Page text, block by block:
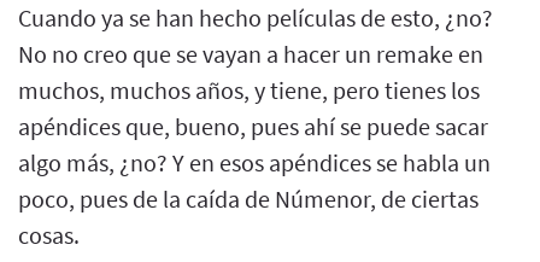
Cuando ya se han hecho películas de esto, ¿no?
No no creo que se vayan a hacer un remake en
muchos, muchos años, y tiene, pero tienes los
apéndices que, bueno, pues ahí se puede sacar
algo más, ¿no? Y en esos apéndices se habla un
poco, pues de la caída de Númenor, de ciertas
cosas.